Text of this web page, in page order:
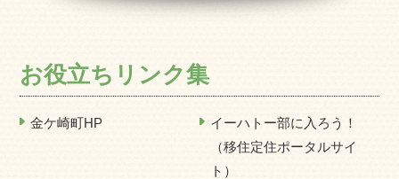
お役立ちリンク集
金ケ崎町HP
イーハトー部に入ろう！
（移住定住ポータルサイ
ト）